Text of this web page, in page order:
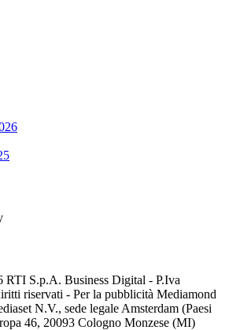
RTI S.p.A. Business Digital - P.Iva
riservati - Per la pubblicità Mediamond
N.V., sede legale Amsterdam (Paesi
46, 20093 Cologno Monzese (MI)